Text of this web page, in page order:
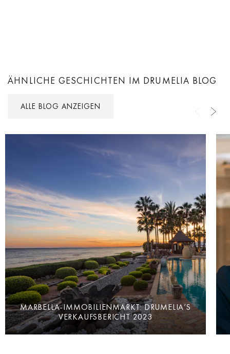
ÄHNLICHE GESCHICHTEN IM DRUMELIA BLOG
ALLE BLOG ANZEIGEN
MARBELLA-IMMOBILIENMARKT: DRUMELIA’S
VERKAUFSBERICHT 2023